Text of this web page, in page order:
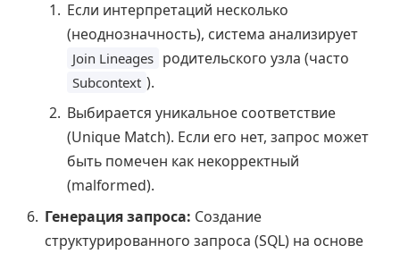
Если интерпретаций несколько
(неоднозначность), система анализирует
Join Lineages родительского узла (часто
Subcontext ).
Выбирается уникальное соответствие
(Unique Match). Если его нет, запрос может
быть помечен как некорректный
(malformed).
Генерация запроса: Создание
структурированного запроса (SQL) на основе